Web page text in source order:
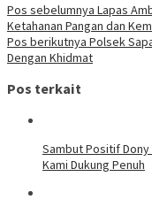
Pos sebelumnya Lapas
Ketahanan Pangan dan
Pos berikutnya Polsek
Dengan Khidmat
Pos terkait
Sambut Positif Dony
Kami Dukung Penuh